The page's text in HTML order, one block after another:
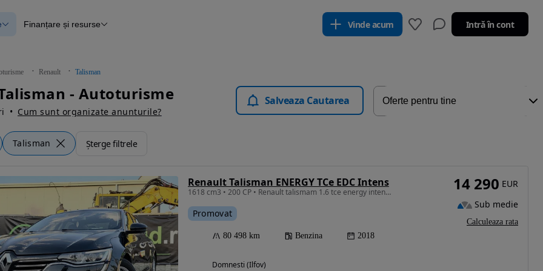
verificate
Blog Autovit.ro
Finanțare și resurse Vinde acum Intră în cont
Renault Talisman
- Autoturisme
Cum sunt organizate anunturile?
Salveaza Cautarea
Talisman Șterge filtrele
Renault Talisman ENERGY TCe EDC Intens
1618 cm3 • 200 CP • Renault talismam 1.6 tce energy intense an 2018 ventilatie scaun masaj
Promovat
80 498 km Benzina 2018
Domnesti (Ilfov)
14 290 EUR
Sub medie
Calculeaza rata